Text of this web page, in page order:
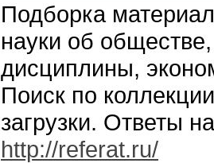
Подборка
науки об
дисциплины,
Поиск по
загрузки. Ответы
http://referat.ru/